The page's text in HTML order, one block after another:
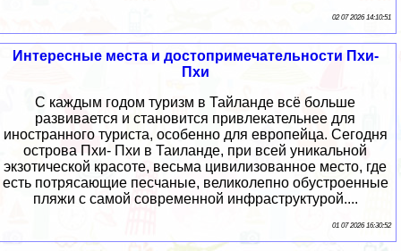
02 07 2026 14:10:51
Интересные места и достопримечательности Пхи-
Пхи
С каждым годом туризм в Тайланде всё больше
развивается и становится привлекательнее для
иностранного туриста, особенно для европейца. Сегодня
острова Пхи- Пхи в Таиланде, при всей уникальной
экзотической красоте, весьма цивилизованное место, где
есть потрясающие песчаные, великолепно обустроенные
пляжи с самой современной инфраструктурой....
01 07 2026 16:30:52